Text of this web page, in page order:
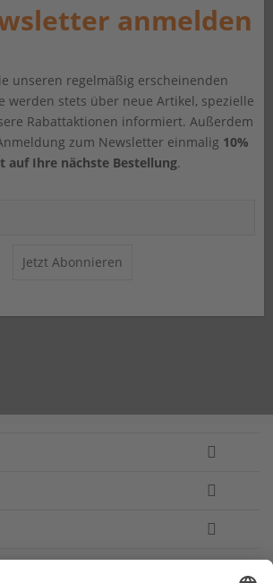
anmelden
unseren regelmäßig erscheinenden
werden stets über neue Artikel, spezielle
Rabattaktionen informiert. Außerdem
zum Newsletter einmalig 10%
auf Ihre nächste Bestellung.
Jetzt Abonnieren